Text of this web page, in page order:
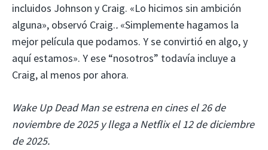
incluidos Johnson y Craig. «Lo hicimos sin ambición
alguna», observó Craig.. «Simplemente hagamos la
mejor película que podamos. Y se convirtió en algo, y
aquí estamos». Y ese “nosotros” todavía incluye a
Craig, al menos por ahora.
Wake Up Dead Man se estrena en cines el 26 de
noviembre de 2025 y llega a Netflix el 12 de diciembre
de 2025.